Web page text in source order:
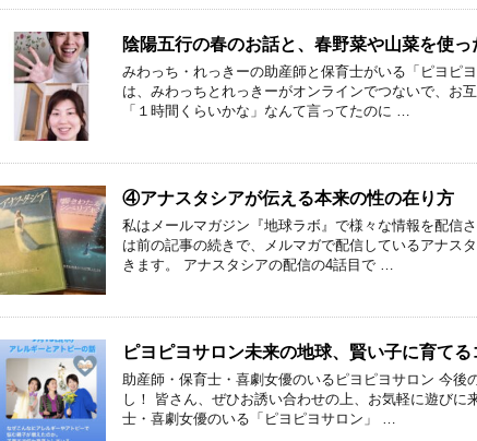
陰陽五行の春のお話と、春野菜や山菜を使
みわっち・れっきーの助産師と保育士がいる「ピヨピ
は、みわっちとれっきーがオンラインでつないで、お
「１時間くらいかな」なんて言ってたのに …
④アナスタシアが伝える本来の性の在り方
私はメールマガジン『地球ラボ』で様々な情報を配信
は前の記事の続きで、メルマガで配信しているアナス
きます。 アナスタシアの配信の4話目で …
ピヨピヨサロン未来の地球、賢い子に育て
助産師・保育士・喜劇女優のいるピヨピヨサロン 今後
し！ 皆さん、ぜひお誘い合わせの上、お気軽に遊び
士・喜劇女優のいる「ピヨピヨサロン」 …